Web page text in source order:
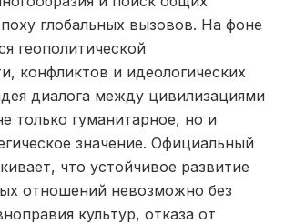
глобальных вызовов. На фоне
геополитической
конфликтов и идеологических
диалога между цивилизациями
только гуманитарное, но и
значение. Официальный
что устойчивое развитие
отношений невозможно без
культур, отказа от